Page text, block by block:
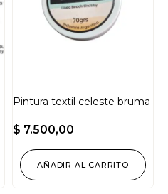
Pintura textil celeste bruma
$ 7.500,00
AÑADIR AL CARRITO